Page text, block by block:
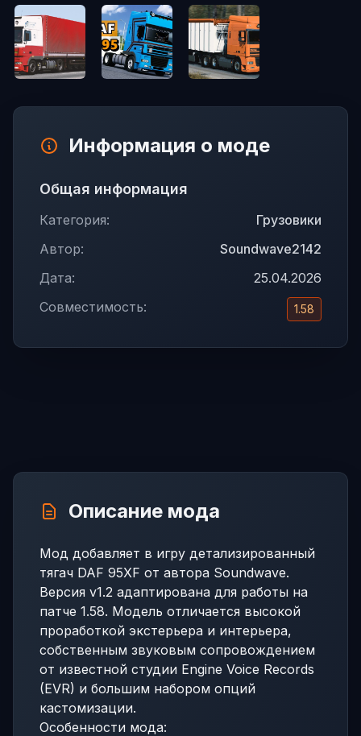
Информация о моде
Общая информация
Категория:
Грузовики
Автор:
Soundwave2142
Дата:
25.04.2026
Совместимость:
1.58
Описание мода
Мод добавляет в игру детализированный
тягач DAF 95XF от автора Soundwave.
Версия v1.2 адаптирована для работы на
патче 1.58. Модель отличается высокой
проработкой экстерьера и интерьера,
собственным звуковым сопровождением
от известной студии Engine Voice Records
(EVR) и большим набором опций
кастомизации.
Особенности мода: